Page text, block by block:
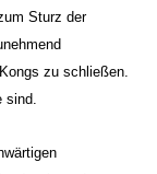
Sturz der
zu schließen.
sind.